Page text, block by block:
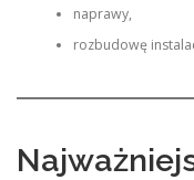
naprawy,
rozbudowę